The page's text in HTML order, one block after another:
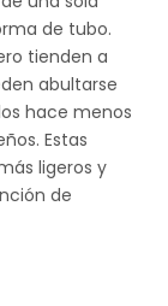
de tubo.
tienden a
abultarse
hace menos
Estas
ligeros y
de